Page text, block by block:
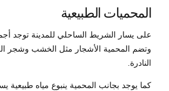
المحميات الطبيعية
على يسار الشريط الساحلي للمدينة توجد
وتضم المحمية الأشجار مثل الخشب وشجر
النادرة.
كما يوجد بجانب المحمية ينبوع مياه طبيعية